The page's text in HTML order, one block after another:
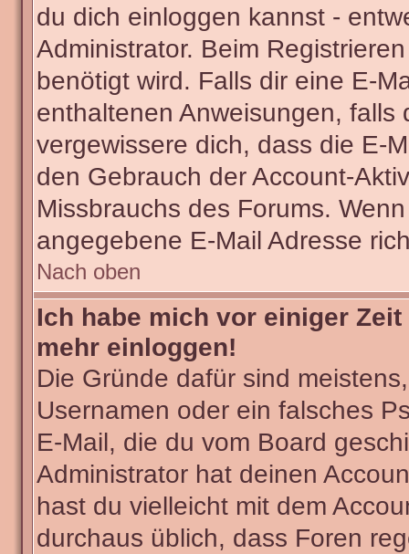
du dich einloggen kannst -
Administrator. Beim
benötigt wird. Falls dir eine E-
enthaltenen Anweisungen,
vergewissere dich, dass die E-
den Gebrauch der Account-
Missbrauchs des Forums.
angegebene E-Mail Adresse
Nach oben
Ich habe mich vor einiger
mehr einloggen!
Die Gründe dafür sind
Usernamen oder ein falsches
E-Mail, die du vom Board
Administrator hat deinen
hast du vielleicht mit dem
durchaus üblich, dass Foren